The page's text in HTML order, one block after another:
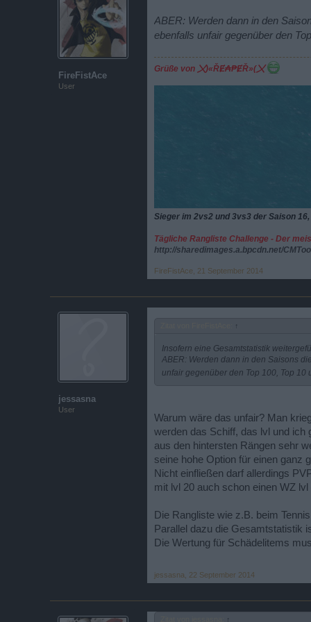
FireFistAce
User
ABER: Werden dann in den
ebenfalls unfair gegenüber den
Grüße von 〤)«ŘɆ₳₱ɆŘ»(〤
Sieger im 2vs2 und 3vs3 der Saison
Tägliche Rangliste Challenge - Der
http://sharedimages.a.bpcdn.net/
FireFistAce 21 September 2014
jessasna
User
↑
Insofern eine Gesamtstatistik
ABER: Werden dann in den Saisons
unfair gegenüber den Top 100, Top 10
Warum wäre das unfair? Man
werden das Schiff, das lvl und ich
aus den hintersten Rängen sehr
seine hohe Option für einen ganz
Nicht einfließen darf allerdings
mit lvl 20 auch schon einen WZ
Die Rangliste wie z.B. beim
Parallel dazu die Gesamtstatistik
Die Wertung für Schädelitems
jessasna
22 September 2014
↑